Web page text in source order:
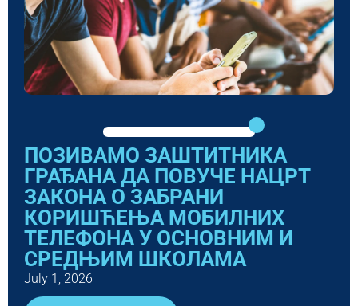
ПОЗИВАМО ЗАШТИТНИКА
ГРАЂАНА ДА ПОВУЧЕ НАЦРТ
ЗАКОНА О ЗАБРАНИ
КОРИШЋЕЊА МОБИЛНИХ
ТЕЛЕФОНА У ОСНОВНИМ И
СРЕДЊИМ ШКОЛАМА
July 1, 2026